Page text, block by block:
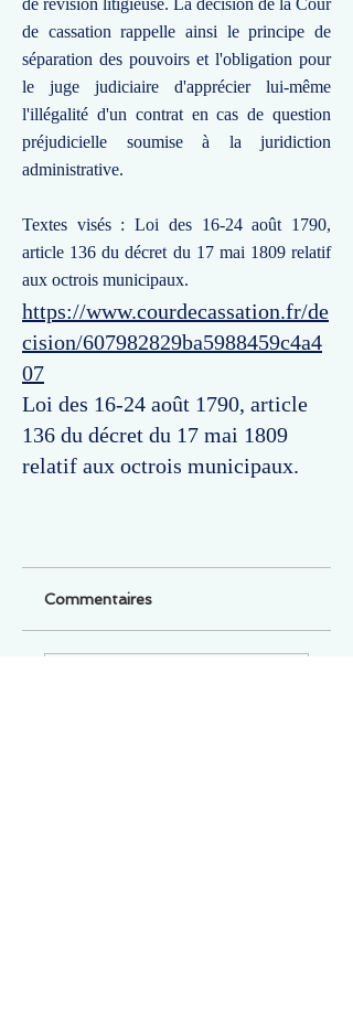
de révision litigieuse. La décision de la Cour
de cassation rappelle ainsi le principe de
séparation des pouvoirs et l'obligation pour
le juge judiciaire d'apprécier lui-même
l'illégalité d'un contrat en cas de question
préjudicielle soumise à la juridiction
administrative.
Textes visés : Loi des 16-24 août 1790,
article 136 du décret du 17 mai 1809 relatif
aux octrois municipaux.
https://www.courdecassation.fr/de
cision/607982829ba5988459c4a4
07
Loi des 16-24 août 1790, article
136 du décret du 17 mai 1809
relatif aux octrois municipaux.
Commentaires